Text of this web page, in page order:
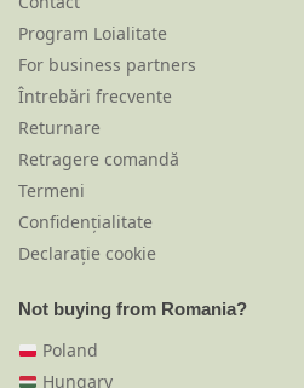
Program Loialitate
For business partners
Întrebări frecvente
Returnare
Retragere comandă
Termeni
Confidențialitate
Declarație cookie
Not buying from Romania?
Poland
Hungary